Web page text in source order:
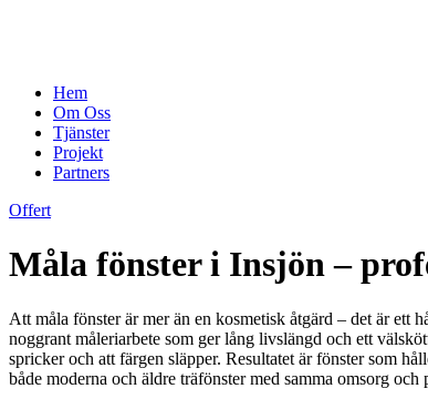
Hem
Om Oss
Tjänster
Projekt
Partners
Offert
Måla fönster i Insjön –
Att måla fönster är mer än en kosmetisk åtgärd – det är ett
noggrant måleriarbete som ger lång livslängd och ett
spricker och att färgen släpper. Resultatet är fönster som
både moderna och äldre träfönster med samma omsorg och